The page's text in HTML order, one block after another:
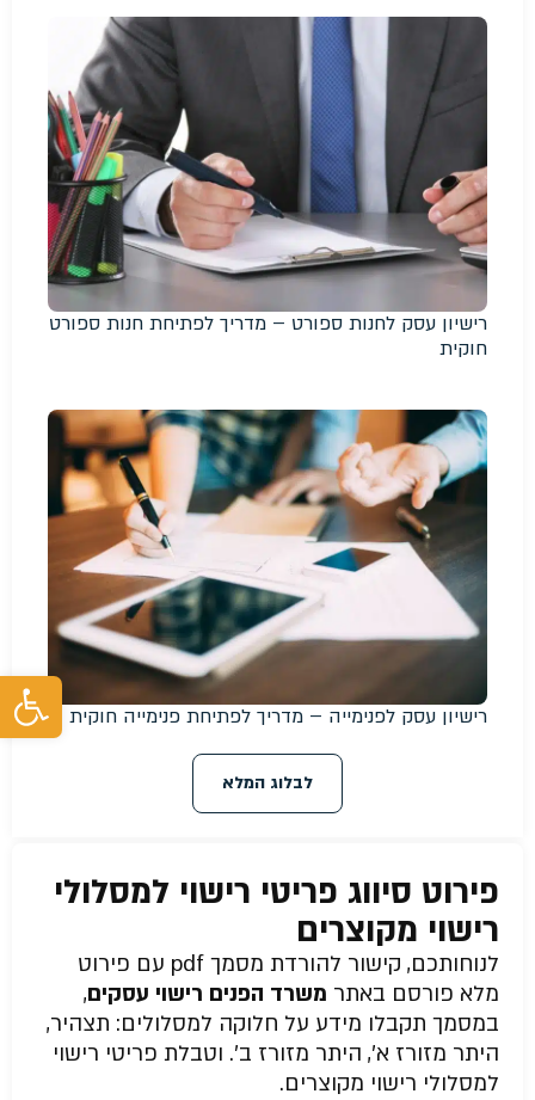
רישיון עסק לחנות ספורט – מדריך לפתיחת חנות ספורט
חוקית
רישיון עסק לפנימייה – מדריך לפתיחת פנימייה חוקית
לבלוג המלא
פירוט סיווג פריטי רישוי למסלולי
רישוי מקוצרים
לנוחותכם, קישור להורדת מסמך pdf עם פירוט
מלא פורסם באתר משרד הפנים רישוי עסקים,
במסמך תקבלו מידע על חלוקה למסלולים: תצהיר,
היתר מזורז א’, היתר מזורז ב’. וטבלת פריטי רישוי
למסלולי רישוי מקוצרים.